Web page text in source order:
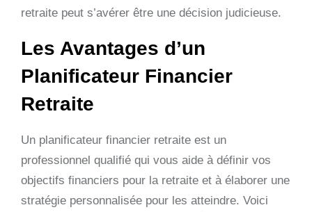
retraite peut s’avérer être une décision judicieuse.
Les Avantages d’un
Planificateur Financier
Retraite
Un planificateur financier retraite est un
professionnel qualifié qui vous aide à définir vos
objectifs financiers pour la retraite et à élaborer une
stratégie personnalisée pour les atteindre. Voici